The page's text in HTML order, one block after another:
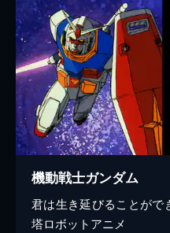
機動戦士ガンダム
君は生き延びることが
塔ロボットアニメ